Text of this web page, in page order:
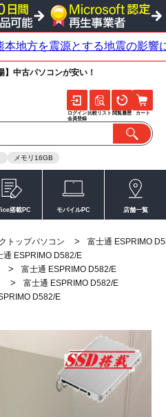
中古パソコンが安い！
メモリ16GB
ログイン
会員登録
比較リスト 閲覧履歴 カート
搭載PC モバイルPC 店舗一覧
トップパソコン >
富士通 ESPRIMO
通 ESPRIMO D582/E
>
富士通 ESPRIMO D582/E
>
富士通 ESPRIMO D582/E
D582/E